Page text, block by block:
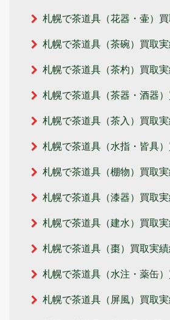
札幌で茶道具（花器・壷）
札幌で茶道具（茶碗）買取
札幌で茶道具（茶杓）買取
札幌で茶道具（茶器・酒器
札幌で茶道具（茶入）買取
札幌で茶道具（水指・皆具
札幌で茶道具（棚物）買取
札幌で茶道具（漆器）買取
札幌で茶道具（建水）買取
札幌で茶道具（棗）買取実
札幌で茶道具（水注・薬缶
札幌で茶道具（屏風）買取